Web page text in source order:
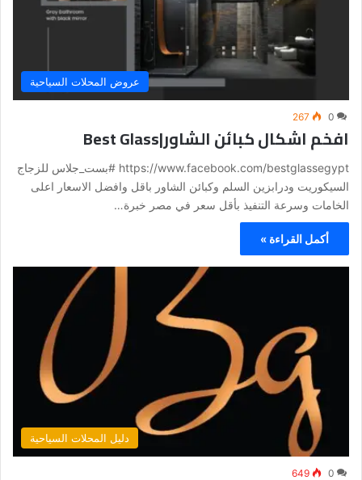
عروض المحلات السياحية
0
267
افخم اشكال كبائن الشاور|Best Glass
https://www.facebook.com/bestglassegypt #بست_جلاس للزجاج
السيكوريت ودرابزين السلم وكبائن الشاور باقل وافضل الاسعار اعلى
الخامات وسرعة التنفيذ بأقل سعر في مصر خبرة…
أكمل القراءة »
دليل المحلات السياحية
0
649